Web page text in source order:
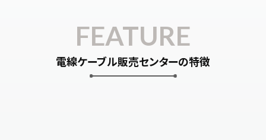
FEATURE
電線ケーブル販売センターの特徴